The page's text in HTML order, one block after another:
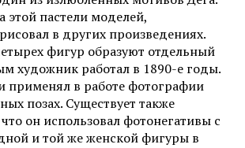
этой пастели моделей,
в других произведениях.
фигур образуют отдельный
художник работал в 1890-е годы.
применял в работе фотографии
позах. Существует также
он использовал фотонегативы с
и той же женской фигуры в